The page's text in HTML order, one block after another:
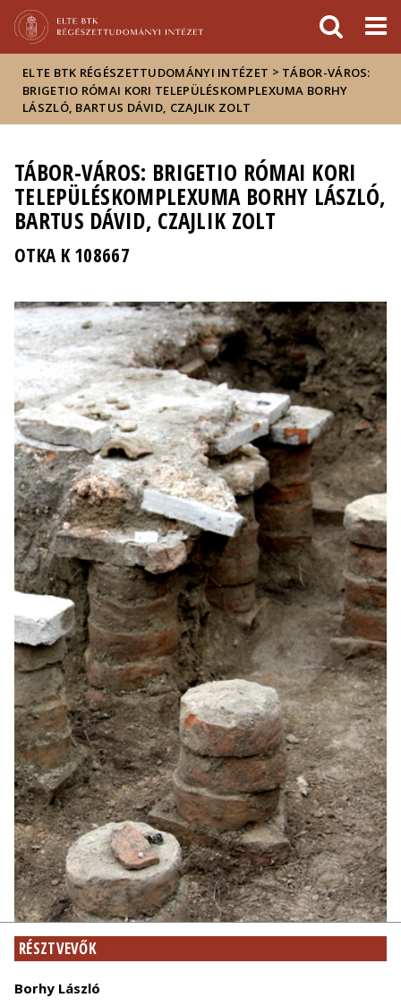
sajtóban
ELTE BTK RÉGÉSZETTUDOMÁNYI INTÉZET > TÁBOR-VÁROS:
BRIGETIO RÓMAI KORI TELEPÜLÉSKOMPLEXUMA BORHY
LÁSZLÓ, BARTUS DÁVID, CZAJLIK ZOLT
TÁBOR-VÁROS: BRIGETIO RÓMAI KORI
TELEPÜLÉSKOMPLEXUMA BORHY LÁSZLÓ,
BARTUS DÁVID, CZAJLIK ZOLT
OTKA K 108667
RÉSZTVEVŐK
Borhy László